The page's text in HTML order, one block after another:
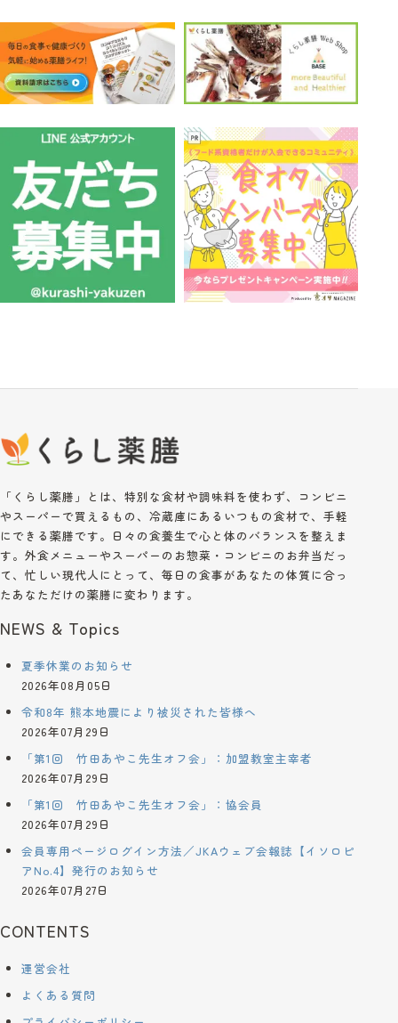
「くらし薬膳」とは、特別な食材や調味料を使わず、コンビニ
やスーパーで買えるもの、冷蔵庫にあるいつもの食材で、手軽
にできる薬膳です。日々の食養生で心と体のバランスを整えま
す。外食メニューやスーパーのお惣菜・コンビニのお弁当だっ
て、忙しい現代人にとって、毎日の食事があなたの体質に合っ
たあなただけの薬膳に変わります。
NEWS & Topics
夏季休業のお知らせ
2026年08月05日
令和8年 熊本地震により被災された皆様へ
2026年07月29日
「第1回 竹田あやこ先生オフ会」：加盟教室主宰者
2026年07月29日
「第1回 竹田あやこ先生オフ会」：協会員
2026年07月29日
会員専用ページログイン方法／JKAウェブ会報誌【イソロピ
アNo.4】発行のお知らせ
2026年07月27日
CONTENTS
運営会社
よくある質問